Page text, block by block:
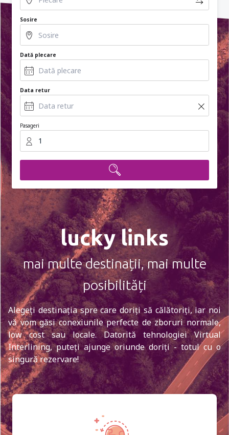
Sosire
Dată plecare
Data retur
Pasageri
1
lucky links
mai multe destinații, mai multe
posibilități
Alegeți destinația spre care doriți să călătoriți, iar noi
vă vom găsi conexiunile perfecte de zboruri normale,
low cost sau locale. Datorită tehnologiei Virtual
Interlining, puteți ajunge oriunde doriți - totul cu o
singură rezervare!